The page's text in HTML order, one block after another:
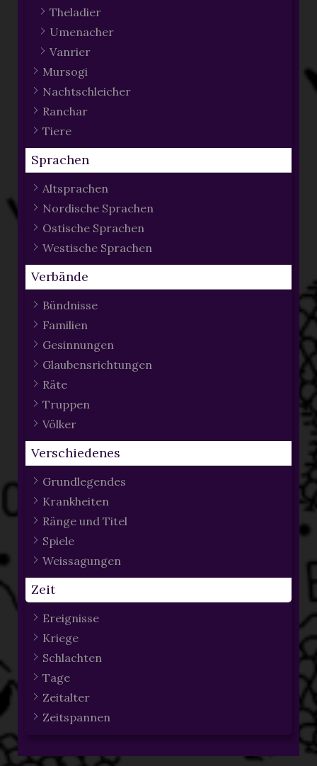
Theladier
Umenacher
Vanrier
Mursogi
Nachtschleicher
Ranchar
Tiere
Sprachen
Altsprachen
Nordische Sprachen
Ostische Sprachen
Westische Sprachen
Verbände
Bündnisse
Familien
Gesinnungen
Glaubensrichtungen
Räte
Truppen
Völker
Verschiedenes
Grundlegendes
Krankheiten
Ränge und Titel
Spiele
Weissagungen
Zeit
Ereignisse
Kriege
Schlachten
Tage
Zeitalter
Zeitspannen